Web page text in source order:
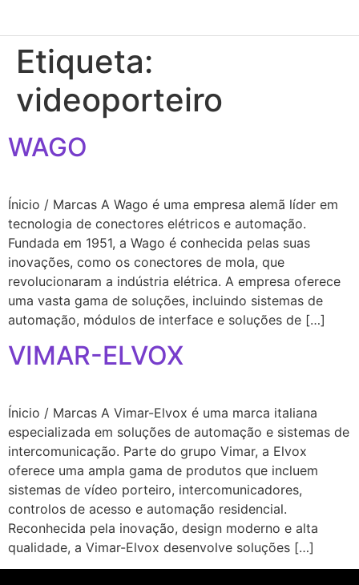
Etiqueta:
videoporteiro
WAGO
Ínicio / Marcas A Wago é uma empresa alemã líder em
tecnologia de conectores elétricos e automação.
Fundada em 1951, a Wago é conhecida pelas suas
inovações, como os conectores de mola, que
revolucionaram a indústria elétrica. A empresa oferece
uma vasta gama de soluções, incluindo sistemas de
automação, módulos de interface e soluções de […]
VIMAR-ELVOX
Ínicio / Marcas A Vimar-Elvox é uma marca italiana
especializada em soluções de automação e sistemas de
intercomunicação. Parte do grupo Vimar, a Elvox
oferece uma ampla gama de produtos que incluem
sistemas de vídeo porteiro, intercomunicadores,
controlos de acesso e automação residencial.
Reconhecida pela inovação, design moderno e alta
qualidade, a Vimar-Elvox desenvolve soluções […]